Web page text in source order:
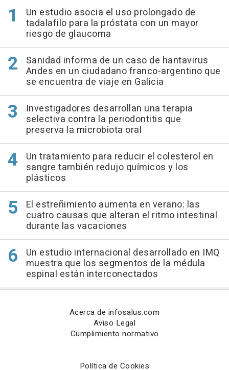
Un estudio asocia el uso prolongado de
tadalafilo para la próstata con un mayor
riesgo de glaucoma
Sanidad informa de un caso de hantavirus
Andes en un ciudadano franco-argentino que
se encuentra de viaje en Galicia
Investigadores desarrollan una terapia
selectiva contra la periodontitis que
preserva la microbiota oral
Un tratamiento para reducir el colesterol en
sangre también redujo químicos y los
plásticos
El estreñimiento aumenta en verano: las
cuatro causas que alteran el ritmo intestinal
durante las vacaciones
Un estudio internacional desarrollado en IMQ
muestra que los segmentos de la médula
espinal están interconectados
Acerca de infosalus.com
Aviso Legal
Cumplimiento normativo
Política de Cookies